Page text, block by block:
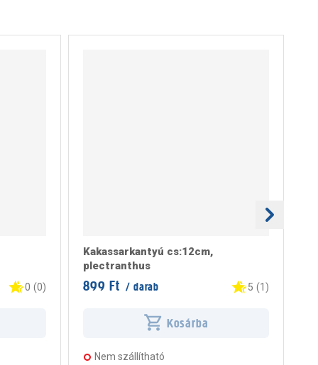
0 (0)
Kakassarkantyú cs:12cm,
plectranthus
899 Ft / darab 5 (1 )
Kosárba
Nem szállítható